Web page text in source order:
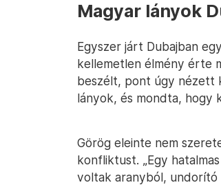
Magyar lányok
Egyszer járt Dubajban
kellemetlen élmény érte
beszélt, pont úgy nézett
lányok, és mondta, hogy
Görög eleinte nem
konfliktust. „Egy
voltak aranyból, undorító